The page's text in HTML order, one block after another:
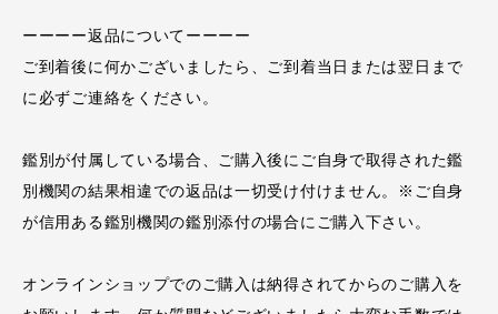
ーーーー返品についてーーーー
ご到着後に何かございましたら、ご到着当日または翌日まで
に必ずご連絡をください。
鑑別が付属している場合、ご購入後にご自身で取得された鑑
別機関の結果相違での返品は一切受け付けません。※ご自身
が信用ある鑑別機関の鑑別添付の場合にご購入下さい。
オンラインショップでのご購入は納得されてからのご購入を